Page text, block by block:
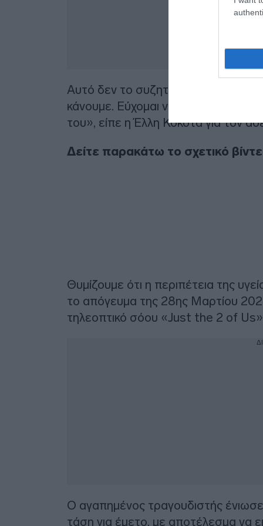
Αυτό δεν το συζητάμε τώρα. Να
κάνουμε. Εύχομαι να γίνει γρήγορα
του», είπε η Έλλη Κόκοτα για τον
Δείτε παρακάτω το σχετικό
Θυμίζουμε ότι η περιπέτεια της
το απόγευμα της 28ης Μαρτίου
τηλεοπτικό σόου «Just the 2 of
Ο αγαπημένος τραγουδιστής
τάση για έμετο, με αποτέλεσμα να